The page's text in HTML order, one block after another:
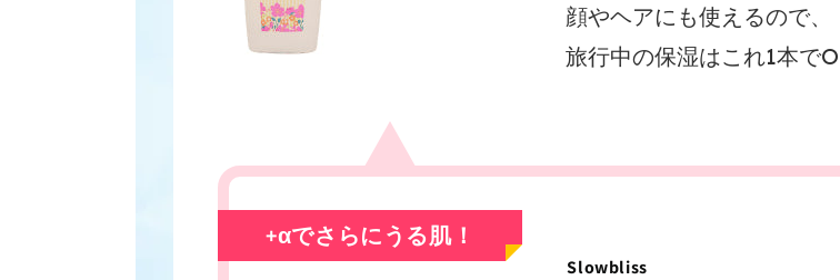
顔やヘアにも使えるので、
旅行中の保湿はこれ1本で
+αでさらにうる肌！
Slowbliss